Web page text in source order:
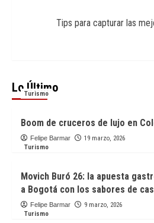
Tips para capturar las
Lo Último
Turismo
Boom de cruceros de lujo en
Felipe Barmar
19 marzo, 2026
Turismo
Movich Buró 26: la apuesta
a Bogotá con los sabores de
Felipe Barmar
9 marzo, 2026
Turismo